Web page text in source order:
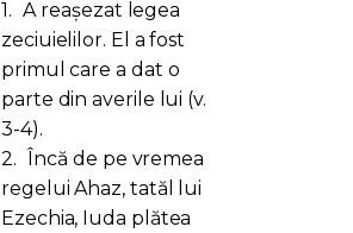
1. A reașezat legea
zeciuielilor. El a fost
primul care a dat o
parte din averile lui (v.
3-4).
2. Încă de pe vremea
regelui Ahaz, tatăl lui
Ezechia, Iuda plătea